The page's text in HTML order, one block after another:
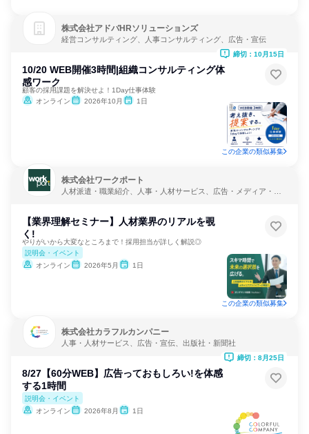
株式会社アドバHRソリューションズ
経営コンサルティング、人事コンサルティング、広告・宣伝
10/20 WEB開催3時間|組織コンサルティング体
感ワーク
顧客の採用課題を解決せよ！1Day仕事体験
オンライン
2026年10月 1日
締切：10月15日
この企業の類似募集
株式会社ワークポート
人材派遣・職業紹介、人事・人材サービス、広告・メディア・マ
【業界理解セミナー】人材業界のリアルを覗
く!
やりがいから大変なところまで！採用担当が詳しく解説◎
説明会・イベント
オンライン
2026年5月 1日
この企業の類似募集
株式会社カラフルカンパニー
人事・人材サービス、広告・宣伝、出版社・新聞社
8/27【60分WEB】広告っておもしろい!を体感
する1時間
説明会・イベント
オンライン
2026年8月 1日
締切：8月25日